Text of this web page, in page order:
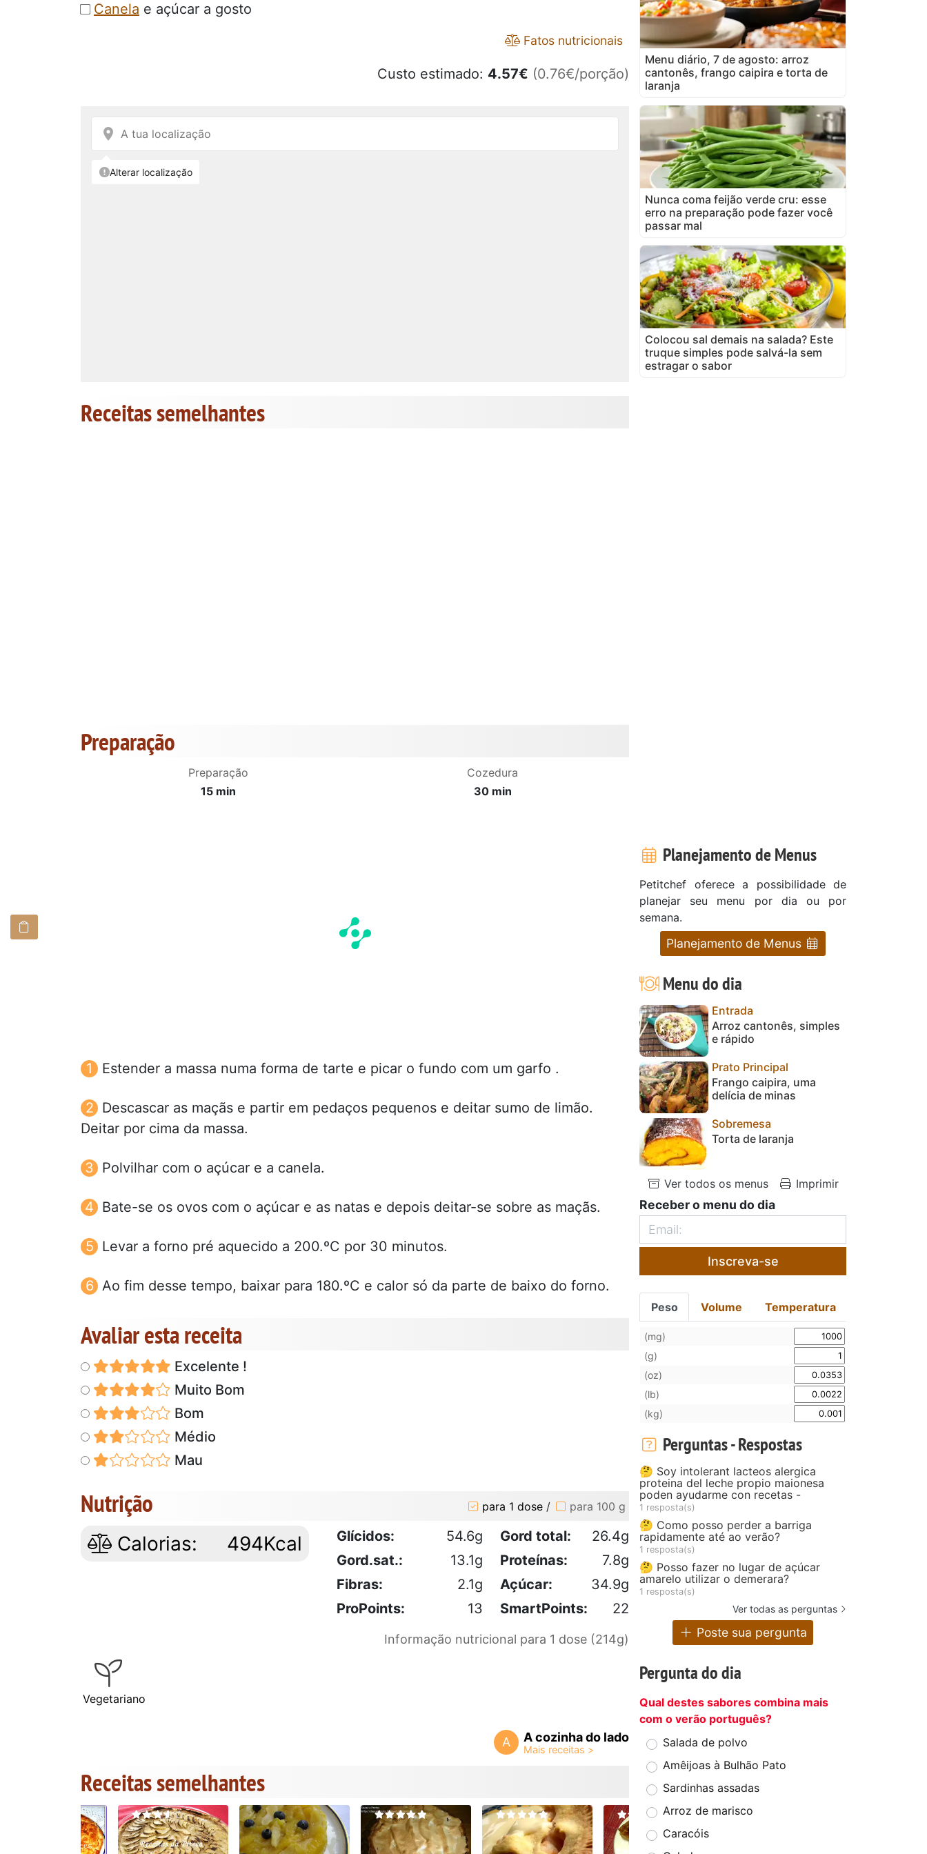
Canela e açúcar a gosto
Fatos nutricionais
Custo estimado: 4.57€ (0.76€/porção)
Receitas semelhantes
Preparação
Preparação
15 min
Cozedura
30 min
Estender a massa numa forma de tarte e picar o fundo com um garfo .
Descascar as maçãs e partir em pedaços pequenos e deitar sumo de limão.
Deitar por cima da massa.
Polvilhar com o açúcar e a canela.
Bate-se os ovos com o açúcar e as natas e depois deitar-se sobre as maçãs.
Levar a forno pré aquecido a 200.ºC por 30 minutos.
Ao fim desse tempo, baixar para 180.ºC e calor só da parte de baixo do forno.
Avaliar esta receita
Excelente !
Muito Bom
Bom
Médio
Mau
Nutrição para 1 dose / para 100 g
Calorias: 494Kcal Glícidos: 54.6g Gord total:
26.4g
Gord.sat.:
13.1g Proteínas:
7.8g
Fibras:
2.1g Açúcar:
34.9g
ProPoints:
13 SmartPoints: 22
Informação nutricional para 1 dose (214g)
Vegetariano
A A cozinha do lado
Receitas semelhantes
Menu diário, 7 de agosto: arroz
cantonês, frango caipira e torta de
laranja
Nunca coma feijão verde cru: esse
erro na preparação pode fazer você
passar mal
Colocou sal demais na salada? Este
truque simples pode salvá-la sem
estragar o sabor
Planejamento de Menus
Petitchef oferece a possibilidade de
planejar seu menu por dia ou por
semana.
Planejamento de Menus
Menu do dia
Entrada
Arroz cantonês, simples
e rápido
Prato Principal
Frango caipira, uma
delícia de minas
Sobremesa
Torta de laranja
Ver todos os menus Imprimir
Receber o menu do dia
Inscreva-se
Peso Volume Temperatura
(mg)
(g)
(oz)
(lb)
(kg)
Perguntas - Respostas
🤔 Soy intolerant lacteos alergica
proteina del leche propio maionesa
poden ayudarme con recetas -
1 resposta(s)
🤔 Como posso perder a barriga
rapidamente até ao verão?
1 resposta(s)
🤔 Posso fazer no lugar de açúcar
amarelo utilizar o demerara?
1 resposta(s)
Ver todas as perguntas
Poste sua pergunta
Pergunta do dia
Qual destes sabores combina mais
com o verão português?
Salada de polvo
Amêijoas à Bulhão Pato
Sardinhas assadas
Arroz de marisco
Caracóis